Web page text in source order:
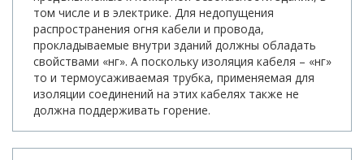
том числе и в электрике. Для недопущения
распространения огня кабели и провода,
прокладываемые внутри зданий должны обладать
свойствами «нг». А поскольку изоляция кабеля – «нг»
то и термоусаживаемая трубка, применяемая для
изоляции соединений на этих кабелях также не
должна поддерживать горение.